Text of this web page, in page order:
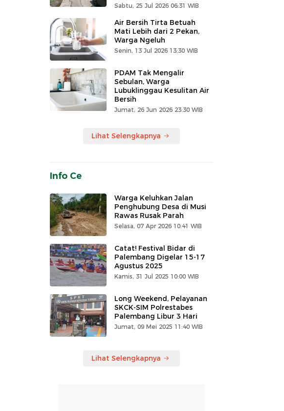
Sabtu, 25 Jul 2026 06:31 WIB
Air Bersih Tirta Betuah
Mati Lebih dari 2 Pekan,
Warga Ngeluh
Senin, 13 Jul 2026 13:30 WIB
PDAM Tak Mengalir
Sebulan, Warga
Lubuklinggau Kesulitan Air
Bersih
Jumat, 26 Jun 2026 23:30 WIB
Lihat Selengkapnya
Info Ce
Warga Keluhkan Jalan
Penghubung Desa di Musi
Rawas Rusak Parah
Selasa, 07 Apr 2026 10:41 WIB
Catat! Festival Bidar di
Palembang Digelar 15-17
Agustus 2025
Kamis, 31 Jul 2025 10:00 WIB
Long Weekend, Pelayanan
SKCK-SIM Polrestabes
Palembang Libur 3 Hari
Jumat, 09 Mei 2025 11:40 WIB
Lihat Selengkapnya